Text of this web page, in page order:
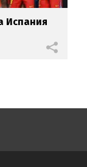
Испания